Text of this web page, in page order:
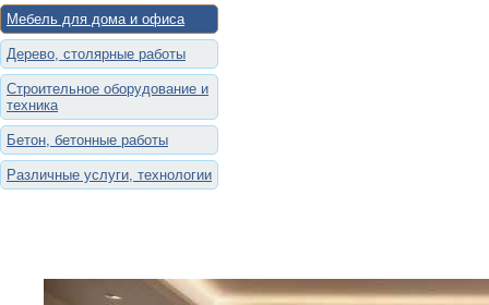
Мебель для дома и офиса
Дерево, столярные работы
Строительное оборудование и
техника
Бетон, бетонные работы
Различные услуги, технологии